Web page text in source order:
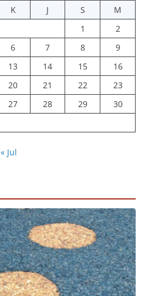
K J S
M
1
2
6 7 8
9
13 14 15
16
20 21 22
23
27 28 29
30
« Jul